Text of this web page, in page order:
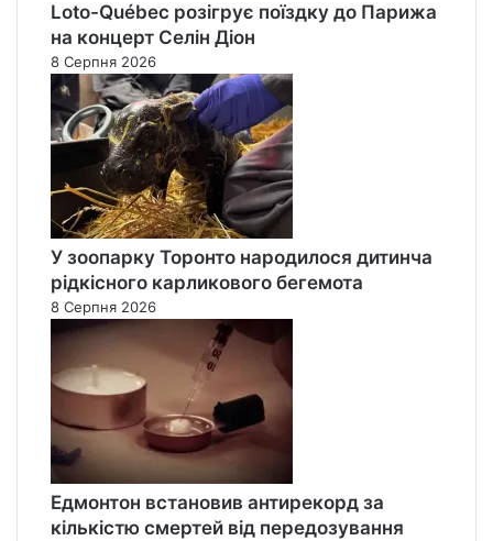
Loto-Québec розігрує поїздку до Парижа
на концерт Селін Діон
8 Серпня 2026
У зоопарку Торонто народилося дитинча
рідкісного карликового бегемота
8 Серпня 2026
Едмонтон встановив антирекорд за
кількістю смертей від передозування